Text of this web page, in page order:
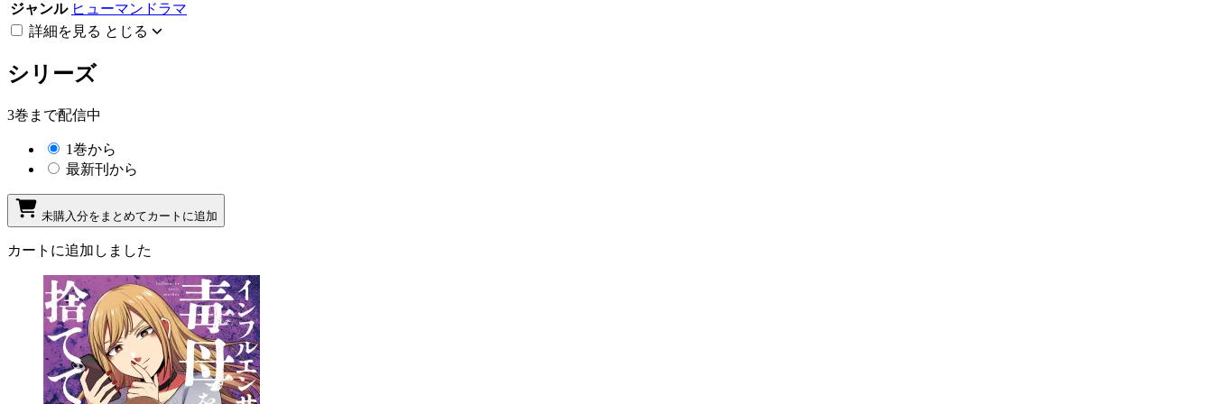
ジャンル ヒューマンドラマ
詳細を見る とじる
シリーズ
3巻まで配信中
1巻から
最新刊から
未購入分をまとめてカートに追加
カートに追加しました